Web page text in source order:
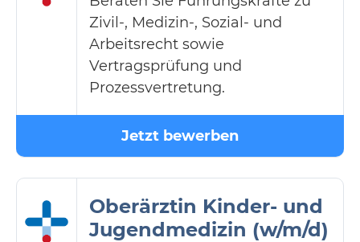
Zivil-, Medizin-, Sozial- und
Arbeitsrecht sowie
Vertragsprüfung und
Prozessvertretung.
Jetzt bewerben
Oberärztin Kinder- und
Jugendmedizin (w/m/d)